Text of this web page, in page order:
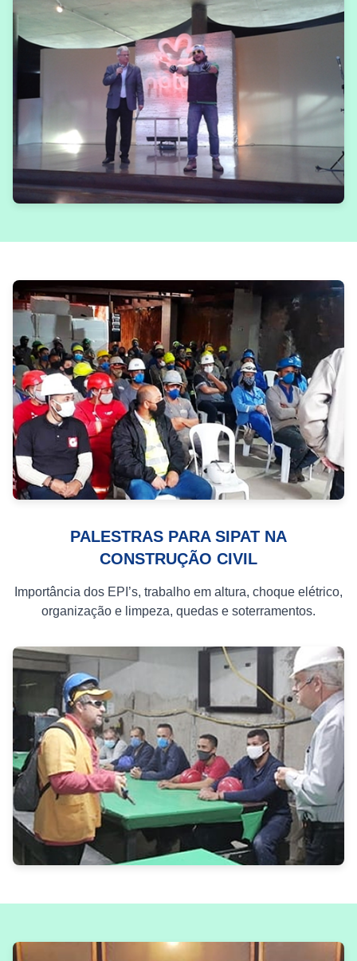
PALESTRAS PARA SIPAT NA
CONSTRUÇÃO CIVIL
Importância dos EPI’s, trabalho em altura, choque elétrico,
organização e limpeza, quedas e soterramentos.